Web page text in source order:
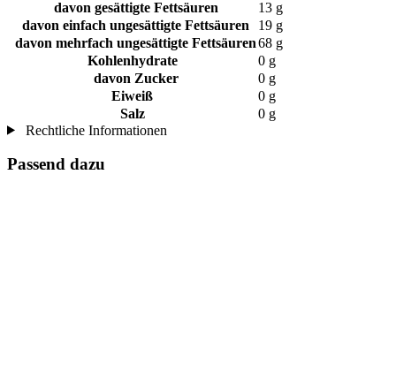
davon gesättigte Fettsäuren
13 g
davon einfach ungesättigte Fettsäuren
19 g
davon mehrfach ungesättigte Fettsäuren68 g
Kohlenhydrate
0 g
davon Zucker
0 g
Eiweiß
0 g
Salz
0 g
Rechtliche Informationen
Passend dazu